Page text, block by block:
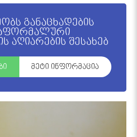
განაცხადების
აღიარების შესახებ
მეტი ინფორმაცია